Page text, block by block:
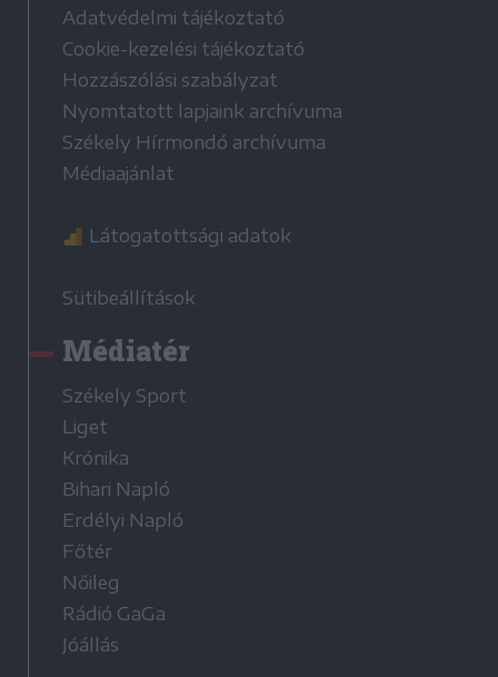
Adatvédelmi tájékoztató
Cookie-kezelési tájékoztató
Hozzászólási szabályzat
Nyomtatott lapjaink archívuma
Székely Hírmondó archívuma
Médiaajánlat
Látogatottsági adatok
Sütibeállítások
Médiatér
Székely Sport
Liget
Krónika
Bihari Napló
Erdélyi Napló
Főtér
Nőileg
Rádió GaGa
Jóállás